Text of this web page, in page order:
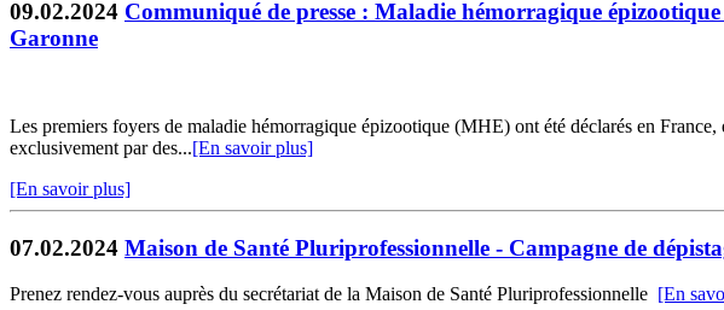
09.02.2024 Communiqué de presse : Maladie hémorragique
Garonne
Les premiers foyers de maladie hémorragique épizootique (MHE) ont été déclarés en
exclusivement par des...[En savoir plus]
[En savoir plus]
07.02.2024 Maison de Santé Pluriprofessionnelle - Campagne de
Prenez rendez-vous auprès du secrétariat de la Maison de Santé Pluriprofessionnelle [En